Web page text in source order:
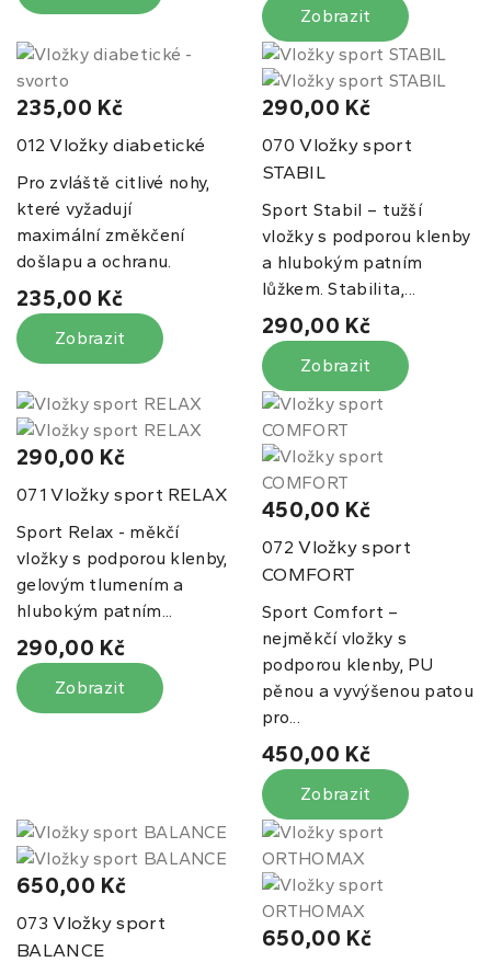
Zobrazit
235,00 Kč
012 Vložky diabetické
Pro zvláště citlivé nohy,
které vyžadují
maximální změkčení
došlapu a ochranu.
235,00 Kč
Zobrazit
290,00 Kč
070 Vložky sport
STABIL
Sport Stabil – tužší
vložky s podporou klenby
a hlubokým patním
lůžkem. Stabilita,...
290,00 Kč
Zobrazit
290,00 Kč
071 Vložky sport RELAX
Sport Relax - měkčí
vložky s podporou klenby,
gelovým tlumením a
hlubokým patním...
290,00 Kč
Zobrazit
450,00 Kč
072 Vložky sport
COMFORT
Sport Comfort –
nejměkčí vložky s
podporou klenby, PU
pěnou a vyvýšenou patou
pro...
450,00 Kč
Zobrazit
650,00 Kč
073 Vložky sport
BALANCE
650,00 Kč